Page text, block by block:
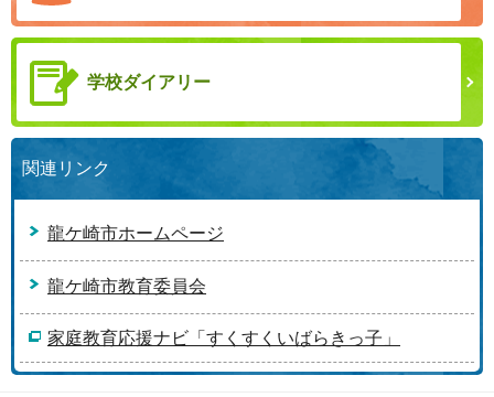
学校ダイアリー
関連リンク
龍ケ崎市ホームページ
龍ケ崎市教育委員会
家庭教育応援ナビ「すくすくいばらきっ子」